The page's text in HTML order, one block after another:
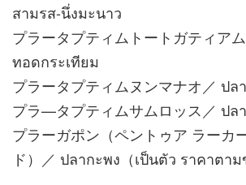
สามรส-นึ่งมะนาว
プラータプティムトートガティア
ทอดกระเทียม
プラータプティムヌンマナオ／ ป
プラ—タプティムサムロッス／ ป
プラーガポン（ペントゥア ラーカ
ド）／ ปลากะพง（เป็นตัว ราคาตาม